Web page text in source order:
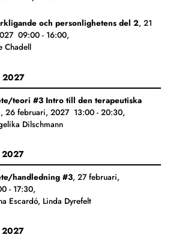
och personlighetens del 2, 21
09:00- 16:00,
Chadell
2027
teori #3 Intro till den terapeutiska
, 26 februari, 2027 13:00- 20:30,
Dilschmann
2027
handledning #3, 27 februari,
- 17:30,
Escardó, Linda Dyrefelt
2027